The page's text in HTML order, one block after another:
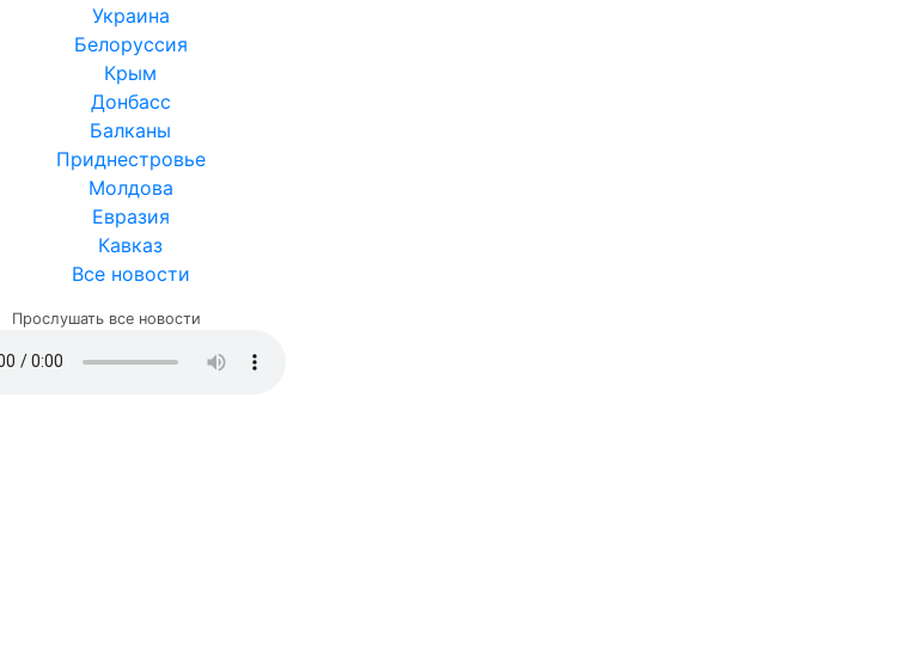
Украина
Белоруссия
Крым
Донбасс
Балканы
Приднестровье
Молдова
Евразия
Кавказ
Все новости
Прослушать все новости